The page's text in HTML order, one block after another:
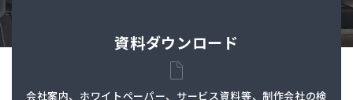
資料ダウンロード
会社案内、ホワイトペーパー、サービス資料等、制作会社の検